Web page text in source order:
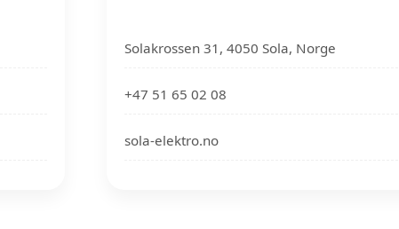
Solakrossen 31, 4050 Sola, Norge
+47 51 65 02 08
sola-elektro.no